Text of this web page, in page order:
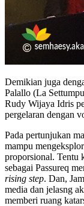
Demikian juga
Palallo (La
Rudy Wijaya Idris
pergelaran dengan
Pada pertunjukan
mampu
proporsional. Tentu
sebagai Passureq
rising step. Dan,
media dan jelasng
memberi ruang